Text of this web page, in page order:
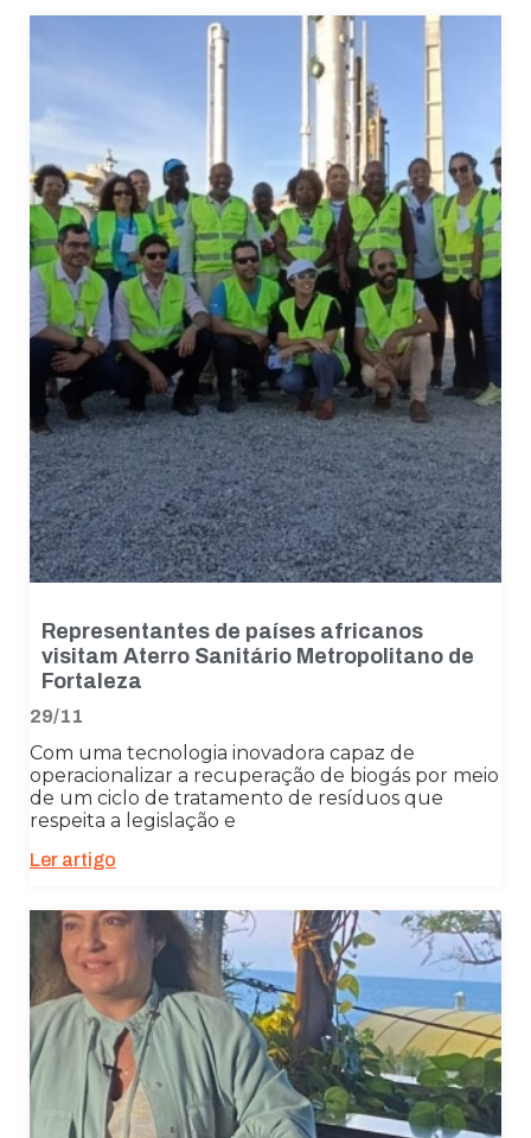
Representantes de países africanos
visitam Aterro Sanitário Metropolitano de
Fortaleza
29/11
Com uma tecnologia inovadora capaz de
operacionalizar a recuperação de biogás por meio
de um ciclo de tratamento de resíduos que
respeita a legislação e
Ler artigo
funcionamento
do site.
Estatísticas
Para que
possamos
melhorar a
funcionalidade
e a estrutura
do site, com
base em como
o site é usado.
Experiência
Para que o
nosso site
funcione o
melhor possível
durante a sua
visita. Se você
recusar esses
cookies,
desaparecerão
do site.
Ao compartilhar
seus interesses
e
chance de ver
conteúdo e
ofertas
personalizadas.